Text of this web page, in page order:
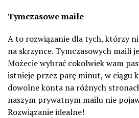
Tymczasowe maile
A to rozwiązanie dla tych, którzy
na skrzynce. Tymczasowych maili
Możecie wybrać cokolwiek wam
istnieje przez parę minut, w ciągu
dowolne konta na różnych
naszym prywatnym mailu nie
Rozwiązanie idealne!